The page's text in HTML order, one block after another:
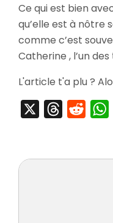
Ce qui est bien
qu’elle est à nôtre
comme c’est
Catherine , l’un
L'article t'a plu ?
Threads